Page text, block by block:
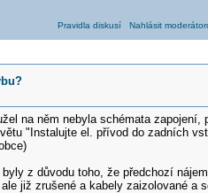
Pravidla diskusí Nahlásit
na něm nebyla schémata zapojení,
"Instalujte el. přívod do zadních
z důvodu toho, že předchozí
již zrušené a kabely zaizolované a